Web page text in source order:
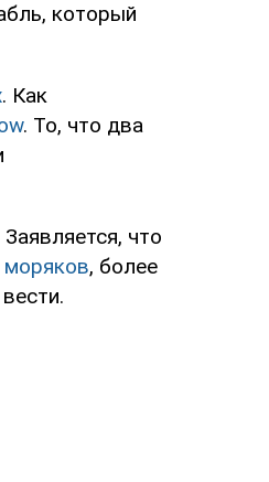
который
. Как
. То, что два
что
моряков, более